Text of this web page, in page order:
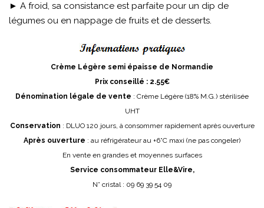
► A froid, sa consistance est parfaite pour un dip de
légumes ou en nappage de fruits et de desserts.
Crème Légère semi épaisse de Normandie
Prix conseillé : 2.55€
Dénomination légale de vente : Crème Légère (18% M.G.) stérilisée
UHT
Conservation : DLUO 120 jours, à consommer rapidement après ouverture
Après ouverture : au réfrigérateur au +6°C maxi (ne pas congeler)
En vente en grandes et moyennes surfaces
Service consommateur Elle&Vire,
N° cristal : 09 69 39 54 09